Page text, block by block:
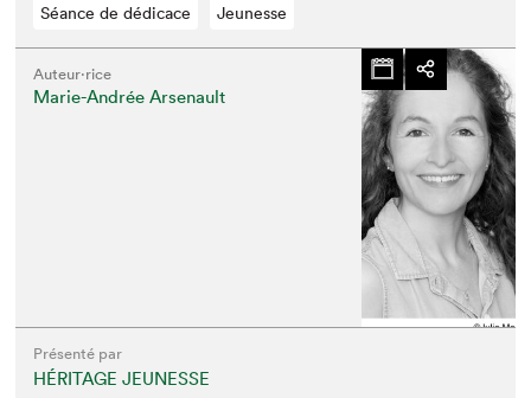
Séance de dédicace Jeunesse
Auteur·rice
Marie-Andrée Arsenault
Présenté par
HÉRITAGE JEUNESSE